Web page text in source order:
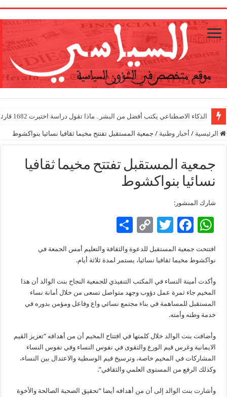
الذكاء الاصطناعي يكتب أفضل من البشر.. ماذا تقول دراسة اختبرت 1682 قارئا؟
الرئيسية / أخبار وطنية / جمعية المستقبل تفتتح مخيما ثقافيا نسائيا بنواكشوط
جمعية المستقبل تفتتح مخيما ثقافيا
نسائيا بنواكشوط
شارك المنشور:
W
at
sA
p
p
F
e
o
o
k
T
tt
C
p
Li
n
ar
افتتحت جمعية المستقبل للدعوة والثقافة والتعليم أمس الجمعة في
نواكشوط مخيما ثقافيا نسائيا، يستمر لمدة ثلاثة أيام.
وأكدت أمينة النساء في المكتب التنفيذي للجمعية النجاح بنت الوالد أن هذا
المخيم جاء ثمرة عمل دؤوب وجهد متواصل تسعى من خلال أمانة نساء
المستقبل للمساهمة في بناء مجتمع نسائي واع وفاعل ومؤمن بدوره في
خدمة وطنه وأمته.
وأضافت بنت الوالد خلال كلمتها في افتتاح المخيم أن من أهدافه “تعزيز القيم
الايمانية وغرس قيم الورع والتقوى في نفوس النساء وفي نفوس النساء
المشاركات في المخيم خاصة، وترسيخ قيم الوسطية والاعتدال بين النساء،
وكذلك الرفع من المستوى العلمي والثقافي”.
وأشارت بنت الوالد إلى أن من أهدافه أيضا “تحقيق الصحبة الصالحة والأخوة